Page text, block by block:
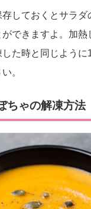
しておくとサラダ
できますよ。加熱
た時と同じように
。
ちゃの解凍方法